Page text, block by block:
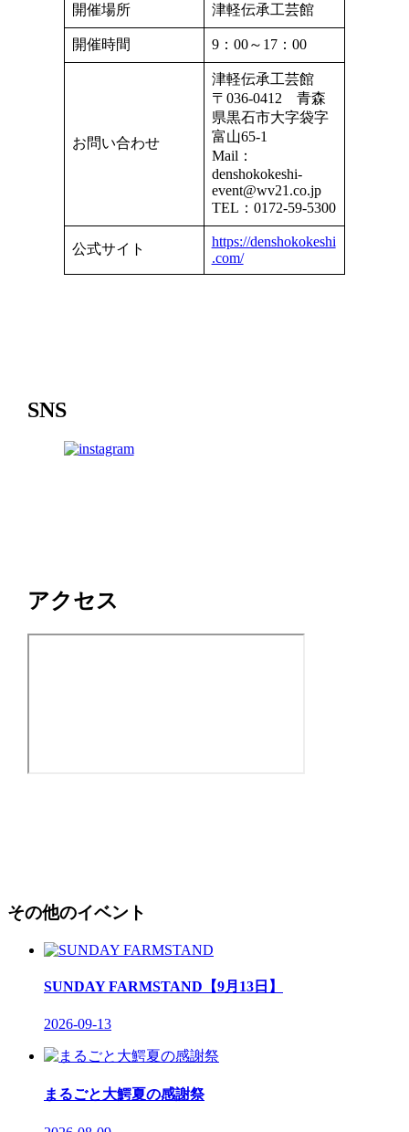
開催場所 津軽伝承工芸館
開催時間 9：00～17：00
お問い合わせ
津軽伝承工芸館
〒036-0412 青森
県黒石市大字袋字
富山65-1
Mail：
denshokokeshi-
event@wv21.co.jp
TEL：0172-59-5300
公式サイト
https://denshokokeshi
.com/
SNS
アクセス
その他のイベント
SUNDAY FARMSTAND【9月13日】
2026-09-13
まるごと大鰐夏の感謝祭